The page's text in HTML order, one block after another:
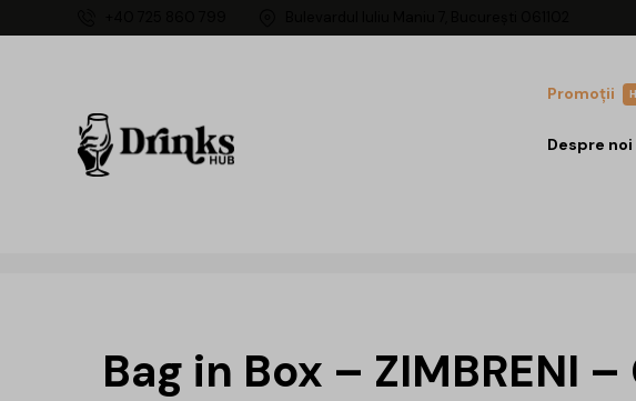
Promoții
Despre noi
Bag in Box – ZIMBRENI